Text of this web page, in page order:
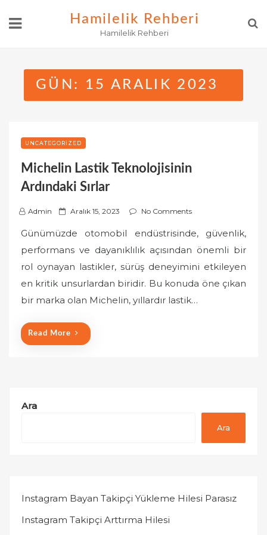
Hamilelik Rehberi
Hamilelik Rehberi
GÜN: 15 ARALIK 2023
UNCATEGORIZED
Michelin Lastik Teknolojisinin
Ardındaki Sırlar
Admin
P
s
t
e
d
o
Aralık 15, 2023 No Comments
Günümüzde otomobil endüstrisinde, güvenlik,
performans ve dayanıklılık açısından önemli bir
rol oynayan lastikler, sürüş deneyimini etkileyen
en kritik unsurlardan biridir. Bu konuda öne çıkan
bir marka olan Michelin, yıllardır lastik…
Read More
Ara
Ara
Instagram Bayan Takipçi Yükleme Hilesi Parasız
Instagram Takipçi Arttırma Hilesi